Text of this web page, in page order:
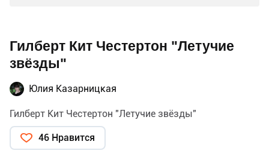
Гилберт Кит Честертон "Летучие
звёзды"
Юлия Казарницкая
Гилберт Кит Честертон "Летучие звёзды"
46 Нравится